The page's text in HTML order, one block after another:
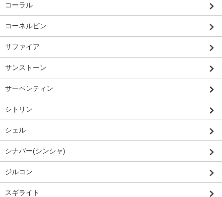
コーラル
コーネルピン
サファイア
サンストーン
サーペンティン
シトリン
シェル
シナバー(シンシャ)
ジルコン
スギライト